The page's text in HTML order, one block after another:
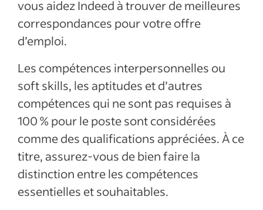
vous aidez Indeed à trouver de meilleures
correspondances pour votre offre
d’emploi.
Les compétences interpersonnelles ou
soft skills, les aptitudes et d’autres
compétences qui ne sont pas requises à
100 % pour le poste sont considérées
comme des qualifications appréciées. À ce
titre, assurez-vous de bien faire la
distinction entre les compétences
essentielles et souhaitables.